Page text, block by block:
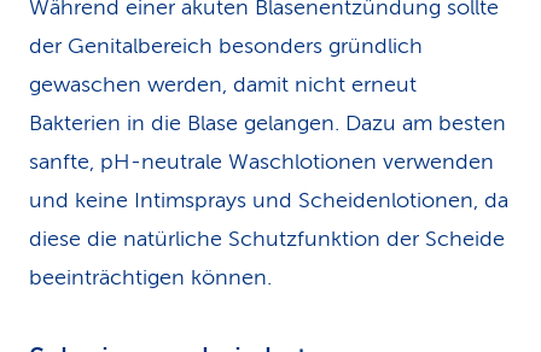
Während einer akuten Blasenentzündung sollte
der Genitalbereich besonders gründlich
gewaschen werden, damit nicht erneut
Bakterien in die Blase gelangen. Dazu am besten
sanfte, pH-neutrale Waschlotionen verwenden
und keine Intimsprays und Scheidenlotionen, da
diese die natürliche Schutzfunktion der Scheide
beeinträchtigen können.